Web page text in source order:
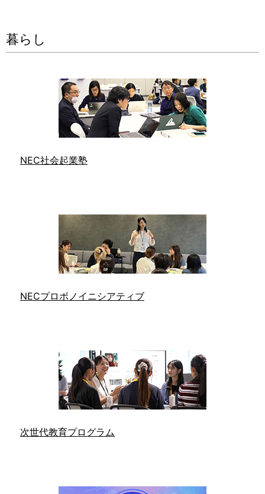
暮らし
NEC社会起業塾
NECプロボノイニシアティブ
次世代教育プログラム